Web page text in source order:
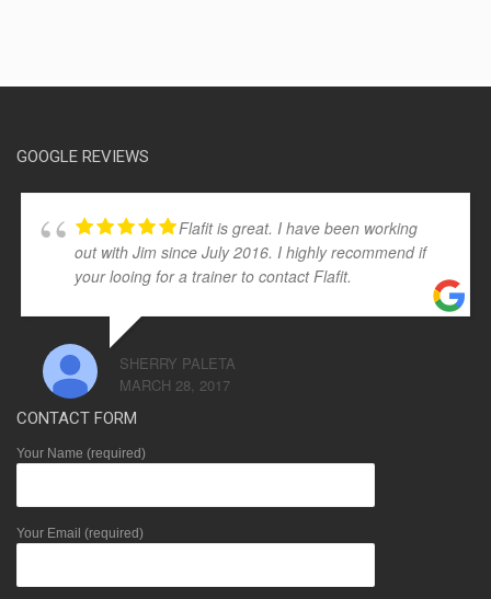
GOOGLE REVIEWS
Flafit is great. I have been working
out with Jim since July 2016. I highly recommend if
your looing for a trainer to contact Flafit.
SHERRY PALETA
MARCH 28, 2017
CONTACT FORM
Your Name (required)
Your Email (required)